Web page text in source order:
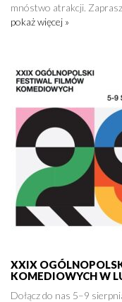
mnóstwo atrakcji.
pokaż więcej »
XXIX
KOMEDIOWYCH W
Dołącz do nas 5–9